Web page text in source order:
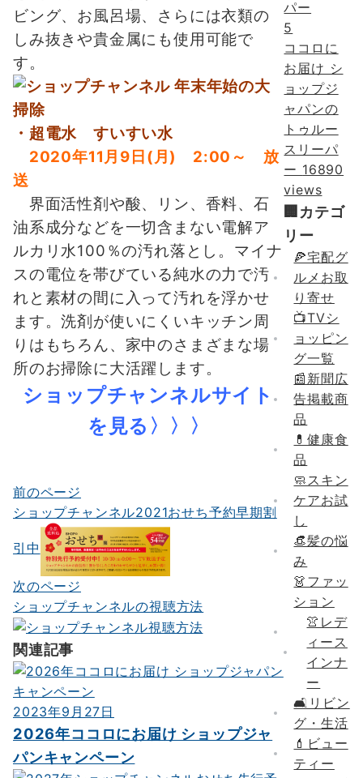
ビング、お風呂場、さらには衣類の
しみ抜きや貴金属にも使用可能で
す。
・超電水 すいすい水
2020年11月9日(月) 2:00～ 放
送
界面活性剤や酸、リン、香料、石
油系成分などを一切含まない電解ア
ルカリ水100％の汚れ落とし。マイナ
スの電位を帯びている純水の力で汚
れと素材の間に入って汚れを浮かせ
ます。洗剤が使いにくいキッチン周
りはもちろん、家中のさまざまな場
所のお掃除に大活躍します。
ショップチャンネルサイト
を見る〉〉〉
投
稿
ナ
ビ
ゲ
ー
シ
ョ
ン
前のページ
ショップチャンネル2021おせち予約早期割
引中
次のページ
ショップチャンネルの視聴方法
関連記事
2023年9月27日
2026年ココロにお届け ショップジャ
パンキャンペーン
5
ココロに
お届け シ
ョップジ
ャパンの
トゥルー
スリーパ
ー 16890
views
🏢カテゴ
リー
🍕宅配グ
ルメお取
り寄せ
📺TVシ
ョッピン
グ一覧
📰新聞広
告掲載商
品
💊健康食
品
🧼スキン
ケアお試
し
👒髪の悩
み
👗ファッ
ション
👚レデ
ィース
インナ
ー
🛋リビン
グ・生活
💄ビュー
ティー